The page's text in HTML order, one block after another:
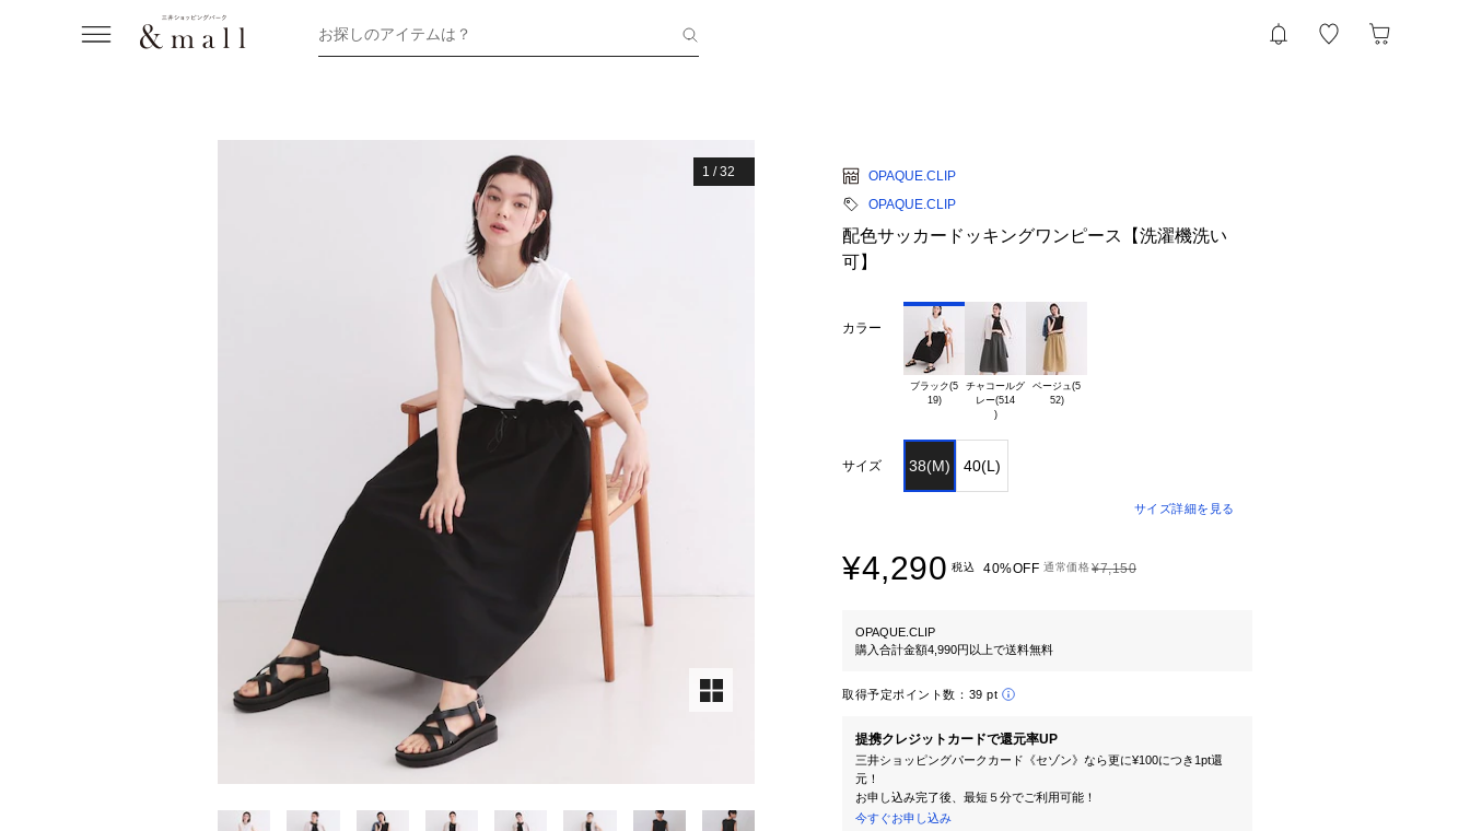
お探しのアイテムは？
1 /32
OPAQUE.CLIP
OPAQUE.CLIP
配色サッカードッキングワンピース【洗濯機洗い
可】
カラー
ブラック(5
19)
チャコールグ
レー(514
)
ベージュ(5
52)
サイズ 38(M) 40(L)
サイズ詳細を見る
¥4,290 税込 40%OFF 通常価格¥7,150
OPAQUE.CLIP
購入合計金額4,990円以上で送料無料
取得予定ポイント数： 39 pt
提携クレジットカードで還元率UP
三井ショッピングパークカード《セゾン》なら更に¥100につき1pt還
元！
お申し込み完了後、最短５分でご利用可能！
今すぐお申し込み